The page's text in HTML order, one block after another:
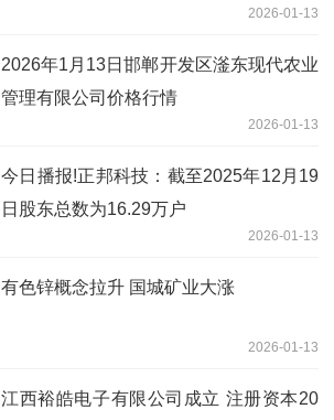
2026-01-13
2026年1月13日邯郸开发区滏东现代农业
管理有限公司价格行情
2026-01-13
今日播报!正邦科技：截至2025年12月19
日股东总数为16.29万户
2026-01-13
有色锌概念拉升 国城矿业大涨
2026-01-13
江西裕皓电子有限公司成立 注册资本20